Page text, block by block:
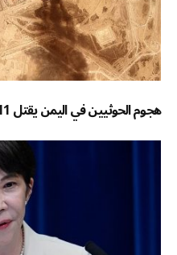
هجوم الحوثيين في اليمن يقتل 11 ويستهدف مصفاة سعودية